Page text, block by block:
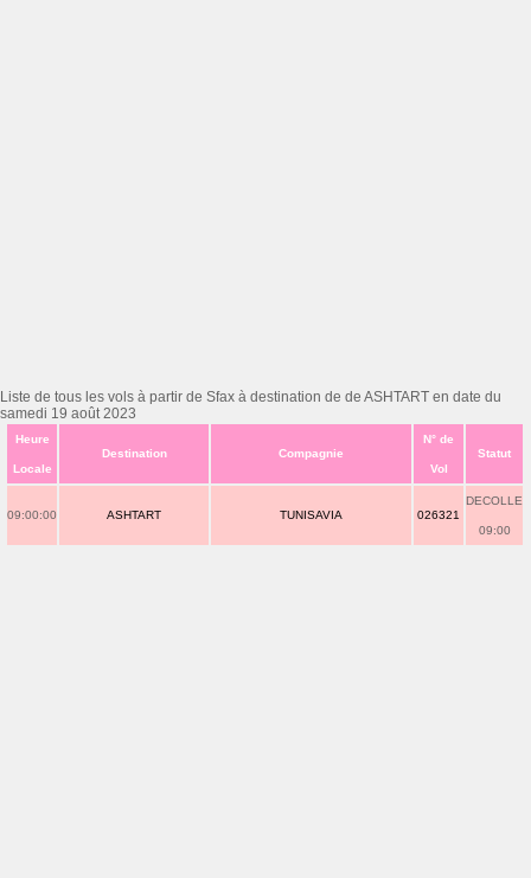
Liste de tous les vols à partir de Sfax à destination de de ASHTART en date du
samedi 19 août 2023
Heure
Locale
Destination Compagnie
N° de
Vol
Statut
09:00:00 ASHTART TUNISAVIA 026321
DECOLLE
09:00